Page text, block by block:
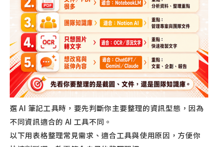
選 AI 筆記工具時，要先判斷你主要整理的資訊型態，因為
不同資訊適合的 AI 工具不同。
以下用表格整理常見需求、適合工具與使用原因，方便你